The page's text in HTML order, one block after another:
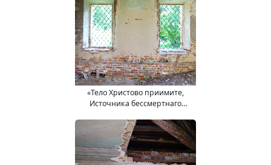
«Тело Христово приимите,
Источника бессмертнаго